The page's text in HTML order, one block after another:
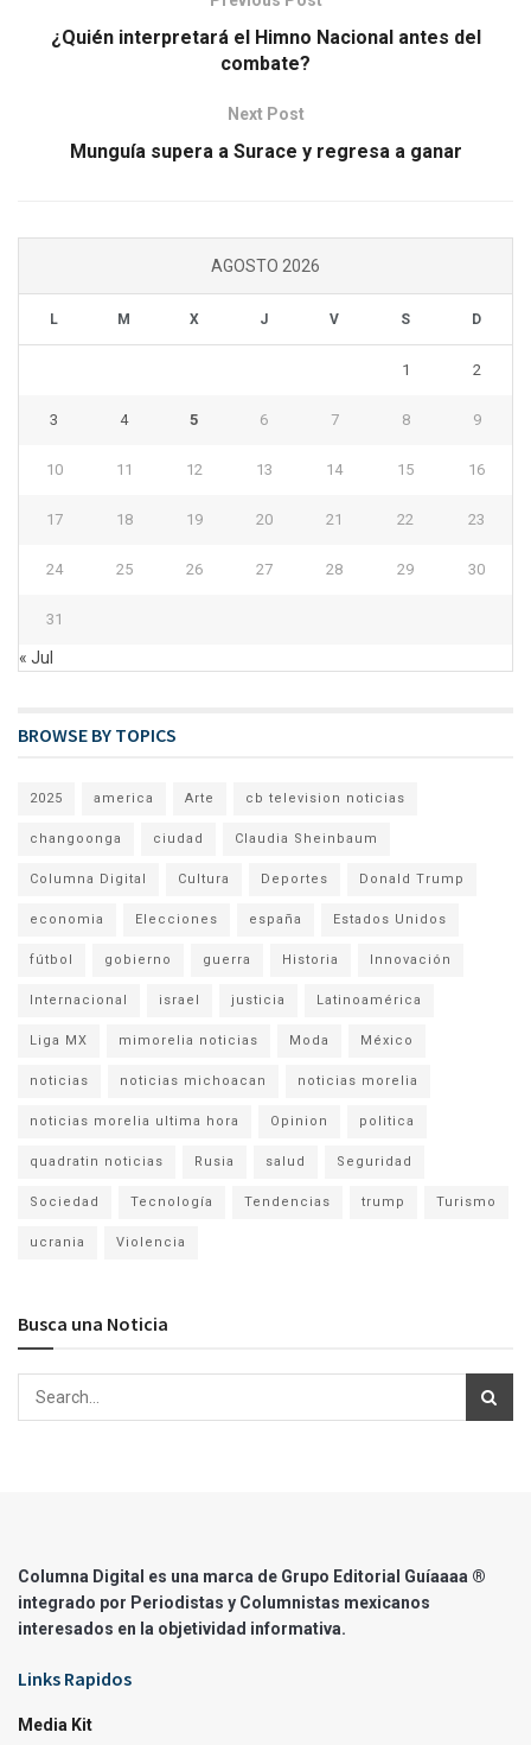
¿Quién interpretará el Himno Nacional antes del
combate?
Next Post
Munguía supera a Surace y regresa a ganar
AGOSTO 2026
L M X J V S D
1 2
3 4 5 6 7 8 9
10 11 12 13 14 15 16
17 18 19 20 21 22 23
24 25 26 27 28 29 30
31
« Jul
BROWSE BY TOPICS
2025 america Arte cb television noticias
changoonga ciudad Claudia Sheinbaum
Columna Digital Cultura Deportes Donald Trump
economia Elecciones españa Estados Unidos
fútbol gobierno guerra Historia Innovación
Internacional israel justicia Latinoamérica
Liga MX mimorelia noticias Moda México
noticias noticias michoacan noticias morelia
noticias morelia ultima hora Opinion politica
quadratin noticias Rusia salud Seguridad
Sociedad Tecnología Tendencias trump Turismo
ucrania Violencia
Busca una Noticia
Columna Digital es una marca de Grupo Editorial Guíaaaa ®
integrado por Periodistas y Columnistas mexicanos
interesados en la objetividad informativa.
Links Rapidos
Media Kit